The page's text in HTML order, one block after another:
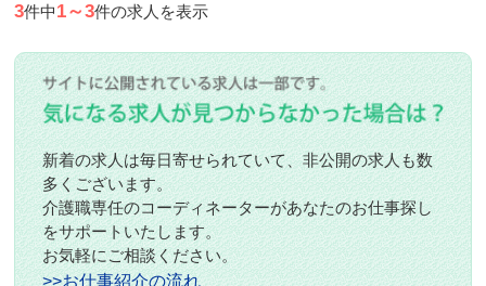
3件中1～3件の求人を表示
新着の求人は毎日寄せられていて、非公開の求人も数
多くございます。
介護職専任のコーディネーターがあなたのお仕事探し
をサポートいたします。
お気軽にご相談ください。
>>お仕事紹介の流れ